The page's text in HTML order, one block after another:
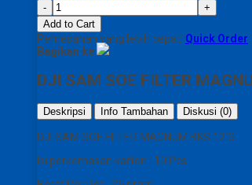
-
+
Add to Cart
Pemesanan yang lebih cepat! Quick Order
Bagikan ke
DJI SAM SOE FILTER
Deskripsi Info Tambahan Diskusi (0)
DJI SAM SOE FILTER MAGNUM BKS 12’S
Isi perkemasan karton : 10 Pcs